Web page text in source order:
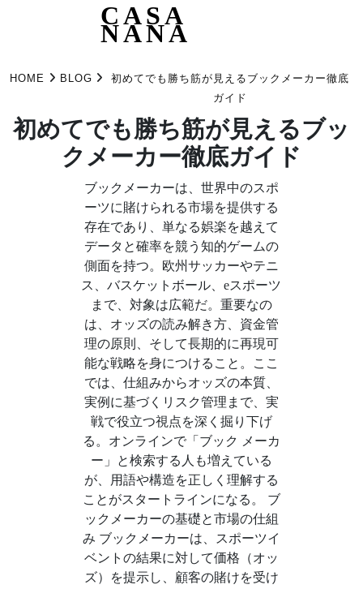
CASA
NANA
HOME BLOG
初めてでも勝ち筋が見えるブックメーカー徹底
ガイド
初めてでも勝ち筋が見えるブッ
クメーカー徹底ガイド
ブックメーカーは、世界中のスポ
ーツに賭けられる市場を提供する
存在であり、単なる娯楽を越えて
データと確率を競う知的ゲームの
側面を持つ。欧州サッカーやテニ
ス、バスケットボール、eスポーツ
まで、対象は広範だ。重要なの
は、オッズの読み解き方、資金管
理の原則、そして長期的に再現可
能な戦略を身につけること。ここ
では、仕組みからオッズの本質、
実例に基づくリスク管理まで、実
戦で役立つ視点を深く掘り下げ
る。オンラインで「ブック メーカ
ー」と検索する人も増えている
が、用語や構造を正しく理解する
ことがスタートラインになる。 ブ
ックメーカーの基礎と市場の仕組
み ブックメーカーは、スポーツイ
ベントの結果に対して価格（オッ
ズ）を提示し、顧客の賭けを受け